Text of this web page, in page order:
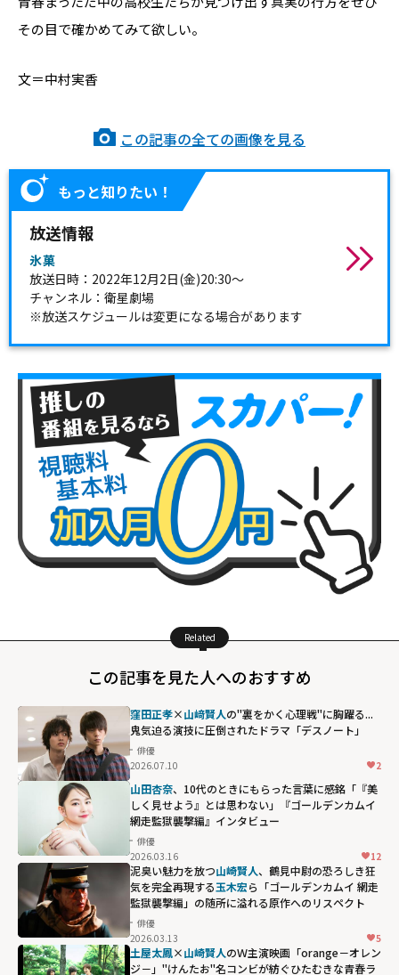
その目で確かめてみて欲しい。
文＝中村実香
この記事の全ての画像を見る
もっと知りたい！
放送情報
氷菓
放送日時：2022年12月2日(金)20:30～
チャンネル：衛星劇場
※放送スケジュールは変更になる場合があります
Related
この記事を見た人へのおすすめ
窪田正孝×山﨑賢人の"裏をかく心理戦"に胸躍る...
鬼気迫る演技に圧倒されたドラマ「デスノート」
俳優
2026.07.10
2
山田杏奈、10代のときにもらった言葉に感銘「『美
しく見せよう』とは思わない」『ゴールデンカムイ
網走監獄襲撃編』インタビュー
俳優
2026.03.16
12
泥臭い魅力を放つ山崎賢人、鶴見中尉の恐ろしき狂
気を完全再現する玉木宏ら「ゴールデンカムイ 網走
監獄襲撃編」の随所に溢れる原作へのリスペクト
俳優
2026.03.13
5
土屋太鳳×山崎賢人のＷ主演映画「orange－オレン
ジ－」――"けんたお"名コンビが紡ぐひたむきな青春ラ